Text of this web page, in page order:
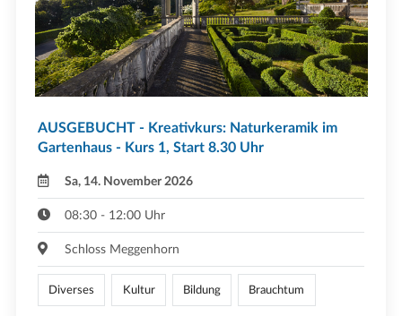
AUSGEBUCHT - Kreativkurs: Naturkeramik im
Gartenhaus - Kurs 1, Start 8.30 Uhr
Sa, 14. November 2026
08:30 - 12:00 Uhr
Schloss Meggenhorn
Diverses Kultur Bildung Brauchtum